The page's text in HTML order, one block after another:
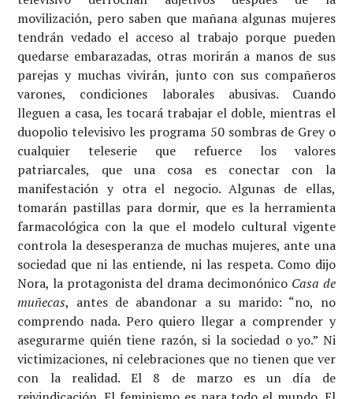
movilización, pero saben que mañana algunas mujeres
tendrán vedado el acceso al trabajo porque pueden
quedarse embarazadas, otras morirán a manos de sus
parejas y muchas vivirán, junto con sus compañeros
varones, condiciones laborales abusivas. Cuando
lleguen a casa, les tocará trabajar el doble, mientras el
duopolio televisivo les programa 50 sombras de Grey o
cualquier teleserie que refuerce los valores
patriarcales, que una cosa es conectar con la
manifestación y otra el negocio. Algunas de ellas,
tomarán pastillas para dormir, que es la herramienta
farmacológica con la que el modelo cultural vigente
controla la desesperanza de muchas mujeres, ante una
sociedad que ni las entiende, ni las respeta. Como dijo
Nora, la protagonista del drama decimonónico Casa de
muñecas, antes de abandonar a su marido: “no, no
comprendo nada. Pero quiero llegar a comprender y
asegurarme quién tiene razón, si la sociedad o yo.” Ni
victimizaciones, ni celebraciones que no tienen que ver
con la realidad. El 8 de marzo es un día de